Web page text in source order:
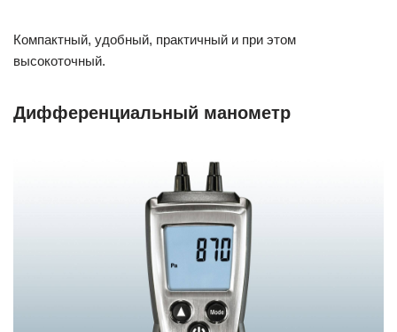
Компактный, удобный, практичный и при этом
высокоточный.
Дифференциальный манометр